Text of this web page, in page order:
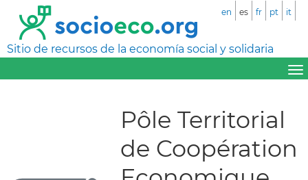
Sitio de recursos de la economía social y solidaria
en es fr pt it
Pôle Territorial
de Coopération